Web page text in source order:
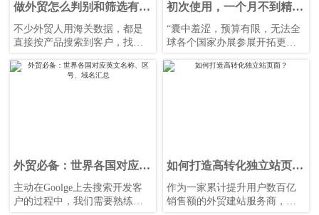
做外贸怎么判别和筛选有效
数据！腾道专业客服助你一
臂之力
不少外贸人用海关数据，都是
直接按产品搜索到客户，找到
发了不少开发信出去，回复却
初次使用，一个月不到精准
客户增长10%，秘诀竟然
是...
“囊中羞涩，预算有限，无法全
球各个国家办展参展开拓更多
外贸必备：世界各国对应英
文名称、区号、域名汇总
主动在Goolge上去搜索开发客
户的过程中，我们需要熟练且
如何打造高转化独立站页
面？
作为一家累计提升用户数百亿
销售额的外贸建站服务商，我